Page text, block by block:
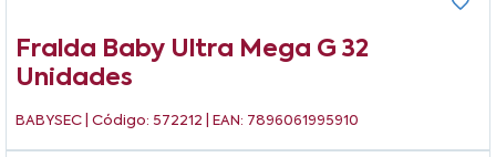
Fralda Baby Ultra Mega G 32
Unidades
BABYSEC | Código: 572212 | EAN: 7896061995910